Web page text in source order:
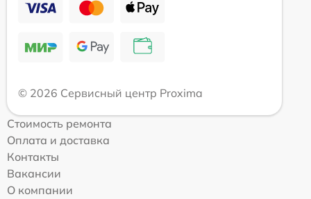
© 2026 Сервисный центр Proxima
Стоимость ремонта
Оплата и доставка
Контакты
Вакансии
О компании